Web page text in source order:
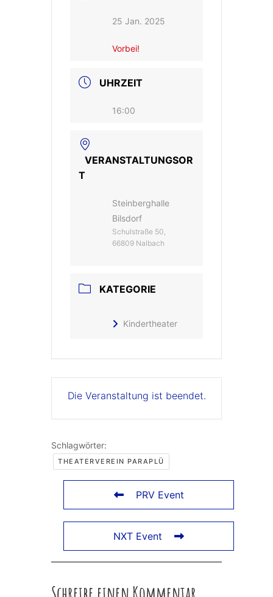
25 Jan. 2025
Vorbei!
UHRZEIT
16:00
VERANSTALTUNGSOR
T
Steinberghalle
Bilsdorf
Schulstraße 50,
66809 Nalbach
KATEGORIE
Kindertheater
Die Veranstaltung ist beendet.
Schlagwörter:
THEATERVEREIN PARAPLÜ
PRV Event
NXT Event